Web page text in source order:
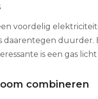
voordelig
daarentegen
is een gas
combineren